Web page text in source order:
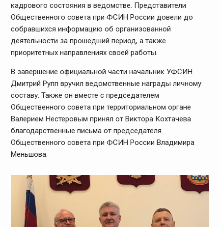
кадрового состояния в ведомстве. Представители
Общественного совета при ФСИН России довели до
собравшихся информацию об организованной
деятельности за прошедший период, а также
приоритетных направлениях своей работы.
В завершение официальной части начальник УФСИН
Дмитрий Рупп вручил ведомственные награды личному
составу. Также он вместе с председателем
Общественного совета при территориальном органе
Валерием Нестеровым принял от Виктора Кохтачева
благодарственные письма от председателя
Общественного совета при ФСИН России Владимира
Меньшова.